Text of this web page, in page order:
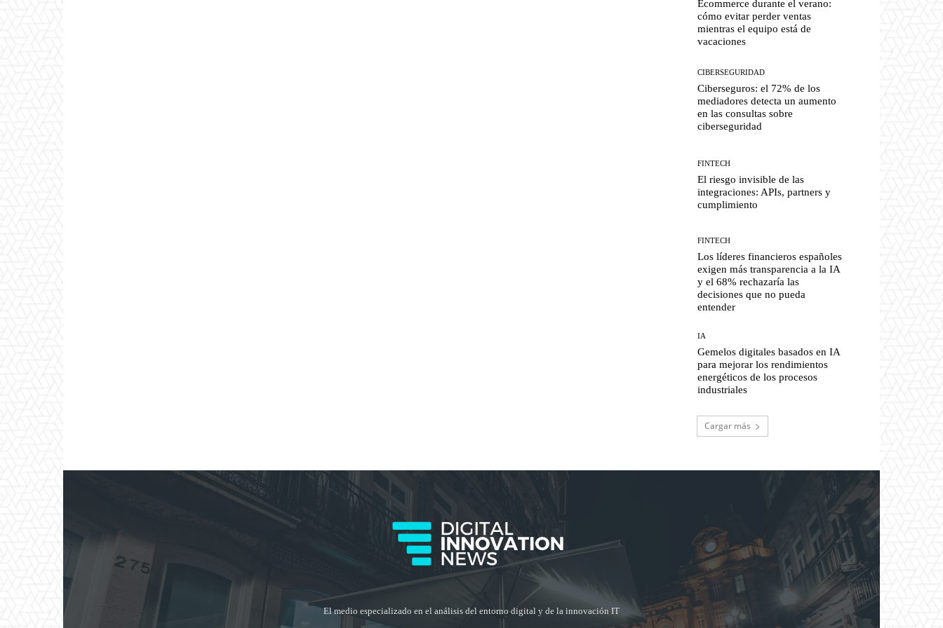
Ecommerce durante el verano:
cómo evitar perder ventas
mientras el equipo está de
vacaciones
CIBERSEGURIDAD
Ciberseguros: el 72% de los
mediadores detecta un aumento
en las consultas sobre
ciberseguridad
FINTECH
El riesgo invisible de las
integraciones: APIs, partners y
cumplimiento
FINTECH
Los líderes financieros españoles
exigen más transparencia a la IA
y el 68% rechazaría las
decisiones que no pueda
entender
IA
Gemelos digitales basados en IA
para mejorar los rendimientos
energéticos de los procesos
industriales
Cargar más
El medio especializado en el análisis del entorno digital y de la innovación IT